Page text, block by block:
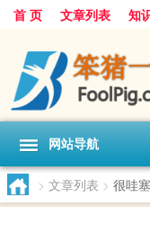
首 页 文章列表 知
网站导航
> 文章列表 > 很哇